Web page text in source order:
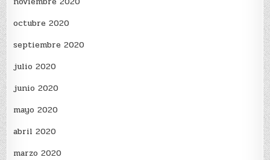
octubre 2020
septiembre 2020
julio 2020
junio 2020
mayo 2020
abril 2020
marzo 2020